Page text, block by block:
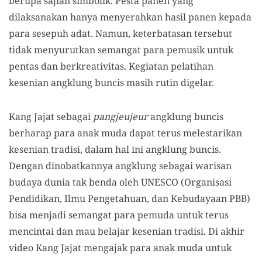
dilaksanakan hanya menyerahkan hasil panen kepada
para sesepuh adat. Namun, keterbatasan tersebut
tidak menyurutkan semangat para pemusik untuk
pentas dan berkreativitas. Kegiatan pelatihan
kesenian angklung buncis masih rutin digelar.
Kang Jajat sebagai pangjeujeurangklung buncis
berharap para anak muda dapat terus melestarikan
kesenian tradisi, dalam hal ini angklung buncis.
Dengan dinobatkannya angklung sebagai warisan
budaya dunia tak benda oleh UNESCO (Organisasi
Pendidikan, Ilmu Pengetahuan, dan Kebudayaan PBB)
bisa menjadi semangat para pemuda untuk terus
mencintai dan mau belajar kesenian tradisi. Di akhir
video Kang Jajat mengajak para anak muda untuk